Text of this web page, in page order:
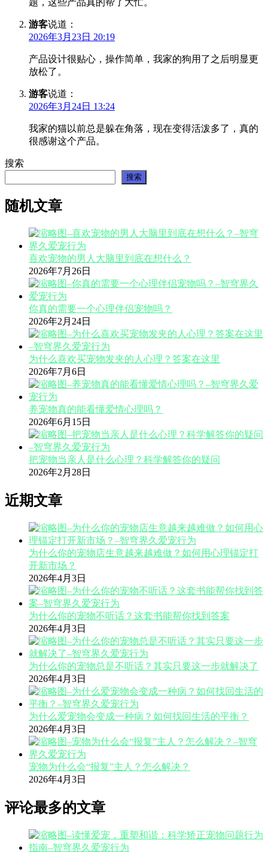
题，这些产品真的帮了大忙。
游客说道：
2026年3月23日 20:19
产品设计很贴心，操作简单，我家的狗用了之后明显更
放松了。
游客说道：
2026年3月24日 13:24
我家的猫以前总是躲在角落，现在变得活泼多了，真的
很感谢这个产品。
搜索
搜索
随机文章
喜欢宠物的男人大脑里到底在想什么？
2026年7月26日
你真的需要一个心理伴侣宠物吗？
2026年2月24日
为什么喜欢买宠物发夹的人心理？答案在这里
2026年7月6日
养宠物真的能看懂爱情心理吗？
2026年6月15日
把宠物当亲人是什么心理？科学解答你的疑问
2026年2月28日
近期文章
为什么你的宠物店生意越来越难做？如何用心理锚定打
开新市场？
2026年4月3日
为什么你的宠物不听话？这套书能帮你找到答案
2026年4月3日
为什么你的宠物总是不听话？其实只要这一步就解决了
2026年4月3日
为什么爱宠物会变成一种病？如何找回生活的平衡？
2026年4月3日
宠物为什么会“报复”主人？怎么解决？
2026年4月3日
评论最多的文章